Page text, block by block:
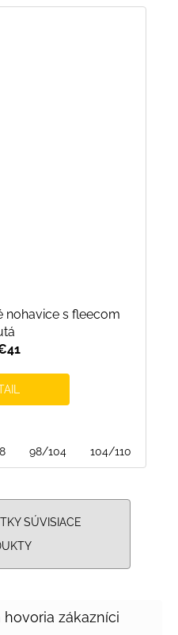
nohavice s fleecom
98/104 104/110
SÚVISIACE